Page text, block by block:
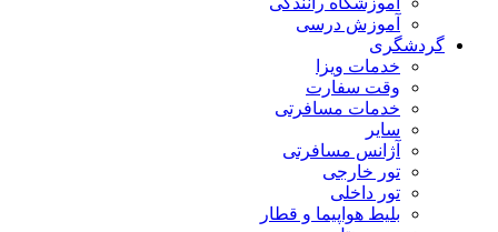
آموزش درسی
گردشگری
خدمات ویزا
وقت سفارت
خدمات مسافرتی
سایر
آژانس مسافرتی
تور خارجی
تور داخلی
بلیط هواپیما و قطار